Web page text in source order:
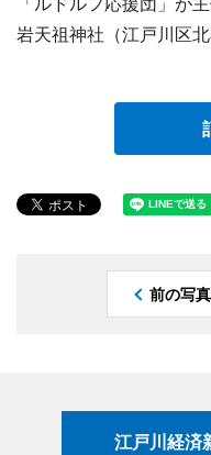
岩天祖神社（江戸川区
前の写真
江戸川経済